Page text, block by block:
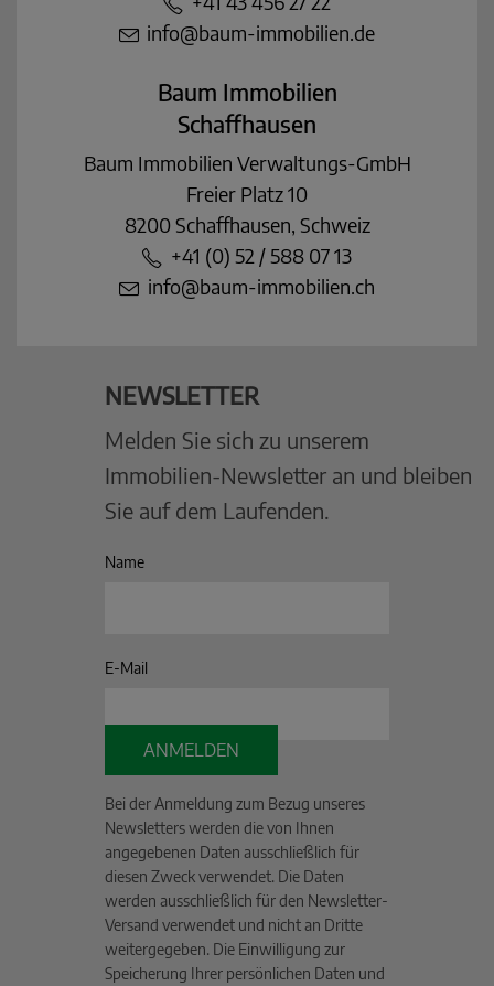
info@baum-immobilien.de
Baum Immobilien
Schaffhausen
Baum Immobilien Verwaltungs-GmbH
Freier Platz 10
8200 Schaffhausen, Schweiz
+41 (0) 52 / 588 07 13
info@baum-immobilien.ch
NEWSLETTER
Melden Sie sich zu unserem
Immobilien-Newsletter an und bleiben
Sie auf dem Laufenden.
Name
E-Mail
ANMELDEN
Bei der Anmeldung zum Bezug unseres
Newsletters werden die von Ihnen
angegebenen Daten ausschließlich für
diesen Zweck verwendet. Die Daten
werden ausschließlich für den Newsletter-
Versand verwendet und nicht an Dritte
weitergegeben. Die Einwilligung zur
Speicherung Ihrer persönlichen Daten und